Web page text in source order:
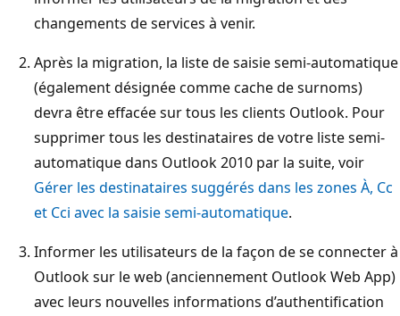
changements de services à venir.
Après la migration, la liste de saisie semi-automatique
(également désignée comme cache de surnoms)
devra être effacée sur tous les clients Outlook. Pour
supprimer tous les destinataires de votre liste semi-
automatique dans Outlook 2010 par la suite, voir
Gérer les destinataires suggérés dans les zones À, Cc
et Cci avec la saisie semi-automatique.
Informer les utilisateurs de la façon de se connecter à
Outlook sur le web (anciennement Outlook Web App)
avec leurs nouvelles informations d’authentification